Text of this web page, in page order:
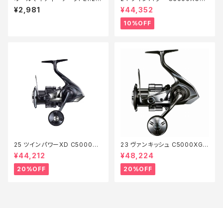
00m【Tオリ】
¥2,981
【継続セール_リール】【10】
¥44,352
10%OFF
25 ツインパワーXD C5000XG
【特価リール】【20】
¥44,212
20%OFF
23 ヴァンキッシュ C5000XG
【特価リール】【20】
¥48,224
20%OFF